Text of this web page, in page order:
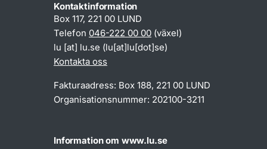
Kontaktinformation
Box 117, 221 00 LUND
Telefon 046-222 00 00 (växel)
lu [at] lu.se (lu[at]lu[dot]se)
Kontakta oss
Fakturaadress: Box 188, 221 00 LUND
Organisationsnummer: 202100-3211
Information om www.lu.se